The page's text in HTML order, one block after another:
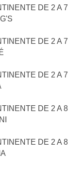
DE 2 A 7
DE 2 A 7
DE 2 A 7
DE 2 A 8
DE 2 A 8